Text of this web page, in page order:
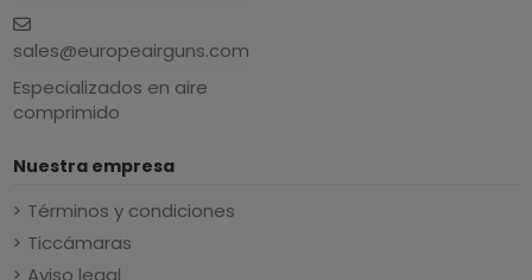
sales@europeairguns.com
Especializados en aire
comprimido
Nuestra empresa
Términos y condiciones
Ticcámaras
Aviso legal